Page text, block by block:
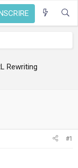
Rewriting
#1